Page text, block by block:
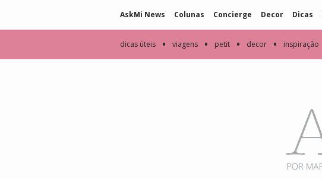
AskMi News Colunas Concierge Decor Dicas
dicas úteis • viagens • petit • decor • inspiração